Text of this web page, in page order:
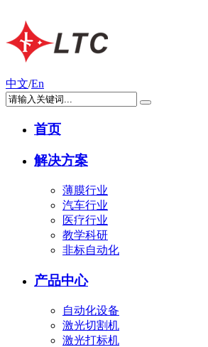
中文/En
首页
解决方案
薄膜行业
汽车行业
医疗行业
教学科研
非标自动化
产品中心
自动化设备
激光切割机
激光打标机